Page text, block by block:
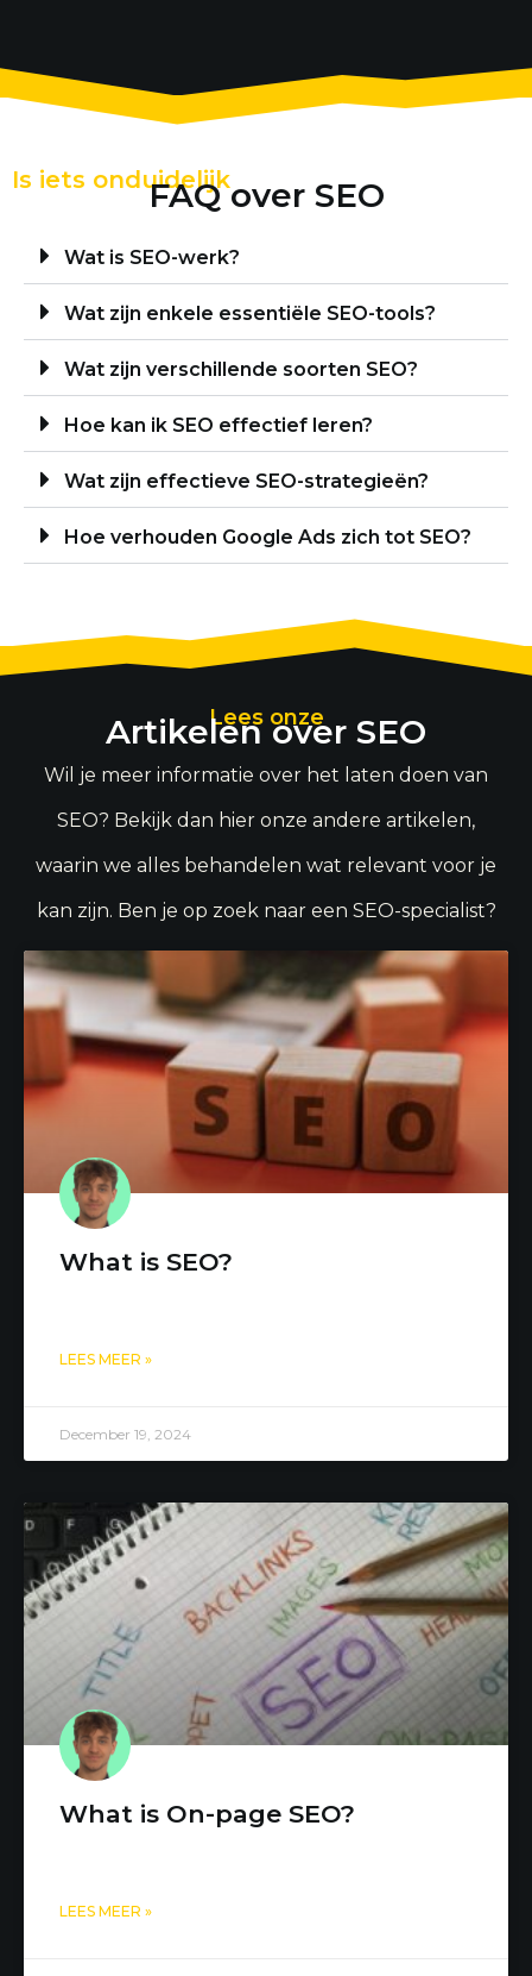
Is iets onduidelijkFAQ over SEO
Wat is SEO-werk?
Wat zijn enkele essentiële SEO-tools?
Wat zijn verschillende soorten SEO?
Hoe kan ik SEO effectief leren?
Wat zijn effectieve SEO-strategieën?
Hoe verhouden Google Ads zich tot SEO?
Lees onze
Artikelen over SEO
Wil je meer informatie over het laten doen van
SEO? Bekijk dan hier onze andere artikelen,
waarin we alles behandelen wat relevant voor je
kan zijn. Ben je op zoek naar een SEO-specialist?
What is SEO?
LEES MEER »
December 19, 2024
What is On-page SEO?
LEES MEER »